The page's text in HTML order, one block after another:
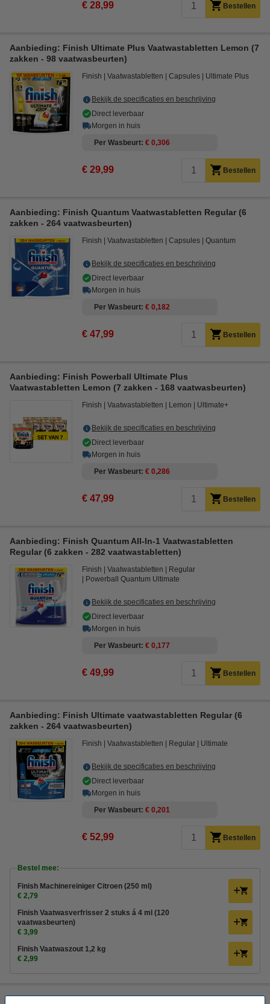
€ 28,99 Bestellen
Aanbieding: Finish Ultimate Plus Vaatwastabletten Lemon (7
zakken - 98 vaatwasbeurten)
Finish Vaatwastabletten Capsules Ultimate Plus
Bekijk de specificaties en beschrijving
Direct leverbaar
Morgen in huis
Per Wasbeurt € 0,306
€ 29,99 Bestellen
Aanbieding: Finish Quantum Vaatwastabletten Regular (6
zakken - 264 vaatwasbeurten)
Finish Vaatwastabletten Capsules Quantum
Bekijk de specificaties en beschrijving
Direct leverbaar
Morgen in huis
Per Wasbeurt € 0,182
€ 47,99 Bestellen
Aanbieding: Finish Powerball Ultimate Plus
Vaatwastabletten Lemon (7 zakken - 168 vaatwasbeurten)
Finish Vaatwastabletten Lemon Ultimate+
Bekijk de specificaties en beschrijving
Direct leverbaar
Morgen in huis
Per Wasbeurt € 0,286
€ 47,99 Bestellen
Aanbieding: Finish Quantum All-In-1 Vaatwastabletten
Regular (6 zakken - 282 vaatwastabletten)
Finish Vaatwastabletten
Regular
Powerball Quantum Ultimate
Bekijk de specificaties en beschrijving
Direct leverbaar
Morgen in huis
Per Wasbeurt € 0,177
€ 49,99 Bestellen
Aanbieding: Finish Ultimate vaatwastabletten Regular (6
zakken - 264 vaatwasbeurten)
Finish Vaatwastabletten Regular Ultimate
Bekijk de specificaties en beschrijving
Direct leverbaar
Morgen in huis
Per Wasbeurt € 0,201
€ 52,99 Bestellen
Bestel mee:
Finish Machinereiniger Citroen (250 ml)
€ 2,79
Finish Vaatwasverfrisser 2 stuks á 4 ml (120
vaatwasbeurten)
€ 3,99
Finish Vaatwaszout 1,2 kg
€ 2,99
Aanbieding: Finish Ultimate Vaatwastabletten Regular (7